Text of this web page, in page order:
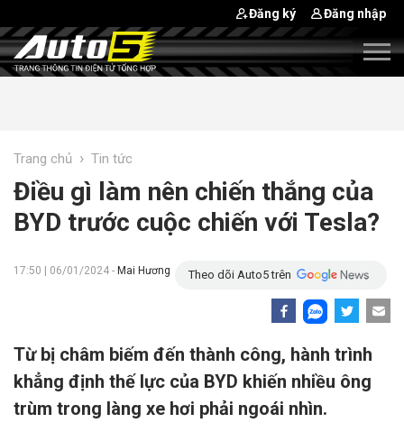
Đăng ký Đăng nhập
Trang chủ › Tin tức
Điều gì làm nên chiến thắng của
BYD trước cuộc chiến với Tesla?
17:50 | 06/01/2024 - Mai Hương Theo dõi Auto5 trên
Từ bị châm biếm đến thành công, hành trình
khẳng định thế lực của BYD khiến nhiều ông
trùm trong làng xe hơi phải ngoái nhìn.